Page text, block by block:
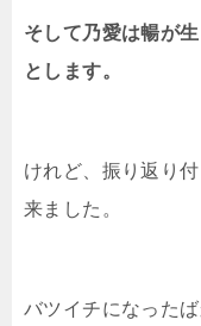
そして乃愛は暢が
とします。
けれど、振り返り
来ました。
バツイチになったば